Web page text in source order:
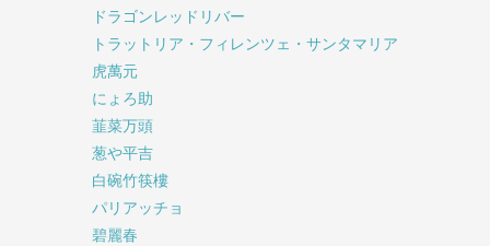
ドラゴンレッドリバー
トラットリア・フィレンツェ・サンタマリア
虎萬元
にょろ助
韮菜万頭
葱や平吉
白碗竹筷樓
パリアッチョ
碧麗春